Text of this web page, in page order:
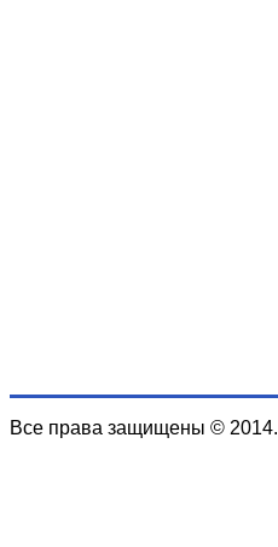
Все права защищены © 2014.